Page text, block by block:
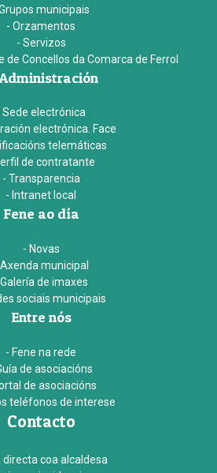
municipais
- Orzamentos
- Servizos
de Concellos da Comarca de Ferrol
Sede electrónica
electrónica. Face
telemáticas
de contratante
- Transparencia
- Intranet local
Fene ao día
- Novas
municipal
de imaxes
sociais municipais
Entre nós
- Fene na rede
de asociacións
de asociacións
teléfonos de interese
Contacto
directa coa alcaldesa